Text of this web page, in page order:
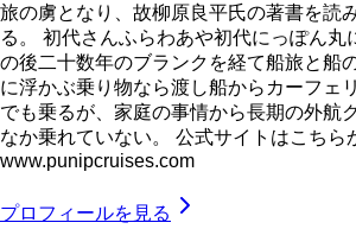
旅の虜となり、故柳原良平氏の著書を読
る。 初代さんふらわあや初代にっぽん丸
の後二十数年のブランクを経て船旅と船
に浮かぶ乗り物なら渡し船からカーフェ
でも乗るが、家庭の事情から長期の外航
なか乗れていない。 公式サイトはこちら
www.punipcruises.com
プロフィールを見る